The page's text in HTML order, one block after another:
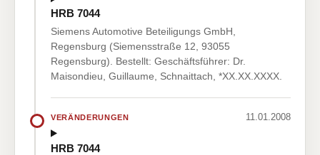
HRB 7044
Siemens Automotive Beteiligungs GmbH,
Regensburg (Siemensstraße 12, 93055
Regensburg). Bestellt: Geschäftsführer: Dr.
Maisondieu, Guillaume, Schnaittach, *XX.XX.XXXX.
VERÄNDERUNGEN 11.01.2008
HRB 7044